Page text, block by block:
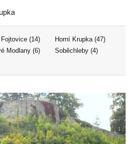
Fojtovice (14)
Horní Krupka (47)
Modlany (6)
Soběchleby (4)